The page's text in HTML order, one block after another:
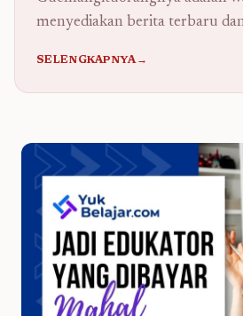
menyediakan berita terbaru
SELENGKAPNYA→